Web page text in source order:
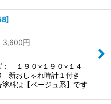
]
3,600円
： １９０×１９０×１４
おしゃれ時計１付き
料は【ベージュ系】です